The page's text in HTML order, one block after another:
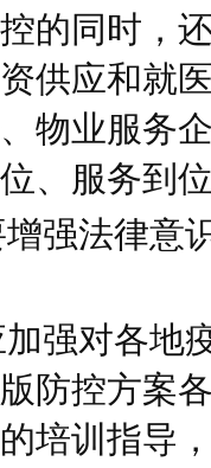
的同时，
供应和就
物业服务
、服务到
强法律意
强对各地
防控方案
培训指导